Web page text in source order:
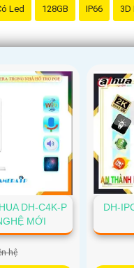
Led 128GB IP66 3D
DH-C4K-P
MỚI
hệ
DH-